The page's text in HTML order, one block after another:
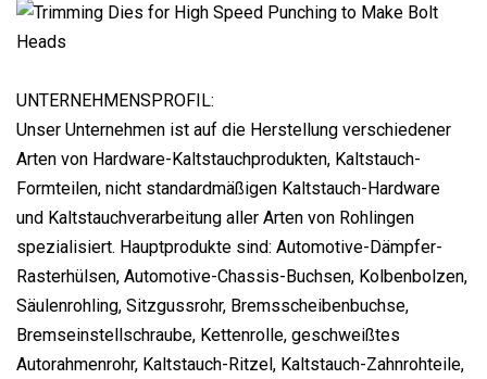
UNTERNEHMENSPROFIL:
Unser Unternehmen ist auf die Herstellung verschiedener
Arten von Hardware-Kaltstauchprodukten, Kaltstauch-
Formteilen, nicht standardmäßigen Kaltstauch-Hardware
und Kaltstauchverarbeitung aller Arten von Rohlingen
spezialisiert. Hauptprodukte sind: Automotive-Dämpfer-
Rasterhülsen, Automotive-Chassis-Buchsen, Kolbenbolzen,
Säulenrohling, Sitzgussrohr, Bremsscheibenbuchse,
Bremseinstellschraube, Kettenrolle, geschweißtes
Autorahmenrohr, Kaltstauch-Ritzel, Kaltstauch-Zahnrohteile,